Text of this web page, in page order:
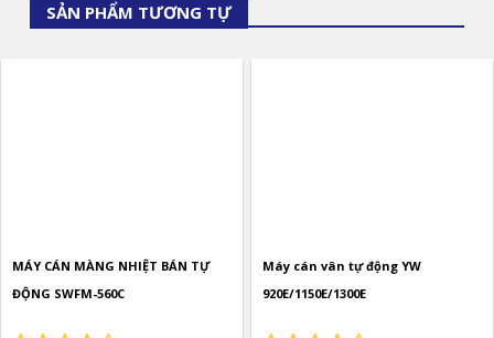
SẢN PHẨM TƯƠNG TỰ
MÁY CÁN MÀNG NHIỆT BÁN TỰ
ĐỘNG SWFM-560C
Máy cán vân tự động YW
920E/1150E/1300E